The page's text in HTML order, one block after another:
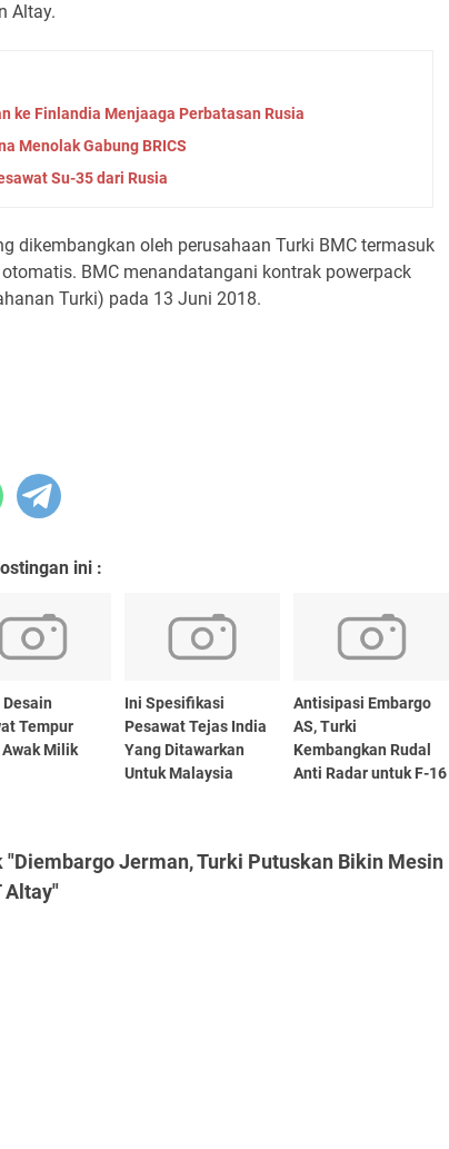
Altay.
ke Finlandia Menjaaga Perbatasan Rusia
Menolak Gabung BRICS
Su-35 dari Rusia
dikembangkan oleh perusahaan Turki BMC termasuk
BMC menandatangani kontrak powerpack
Turki) pada 13 Juni 2018.
ini :
Tempur
Awak Milik
Ini Spesifikasi
Pesawat Tejas India
Yang Ditawarkan
Untuk Malaysia
Antisipasi Embargo
AS, Turki
Kembangkan Rudal
Anti Radar untuk F-16
Jerman, Turki Putuskan Bikin Mesin
Altay"